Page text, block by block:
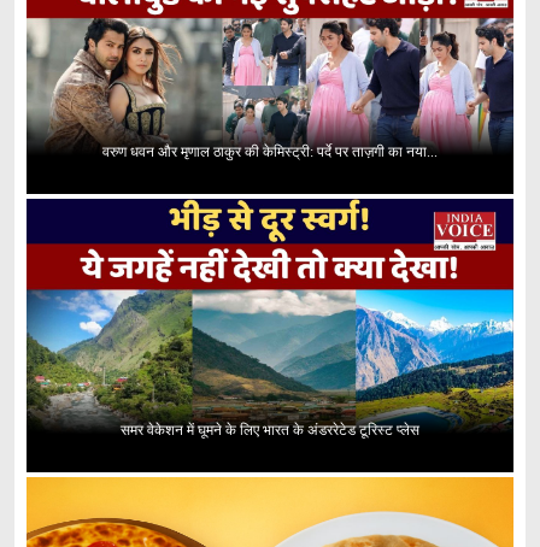
वरुण धवन और मृणाल ठाकुर की केमिस्ट्री: पर्दे पर ताज़गी का नया...
समर वेकेशन में घूमने के लिए भारत के अंडररेटेड टूरिस्ट प्लेस